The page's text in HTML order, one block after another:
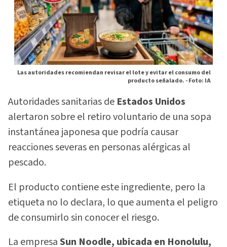
Las autoridades recomiendan revisar el lote y evitar el consumo del
producto señalado. -Foto: IA
Autoridades sanitarias de Estados Unidos
alertaron sobre el retiro voluntario de una sopa
instantánea japonesa que podría causar
reacciones severas en personas alérgicas al
pescado.
El producto contiene este ingrediente, pero la
etiqueta no lo declara, lo que aumenta el peligro
de consumirlo sin conocer el riesgo.
La empresaSun Noodle, ubicada en Honolulu,